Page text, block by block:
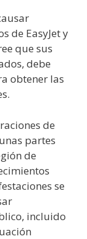
de EasyJet y
que sus
debe
obtener las
de
partes
de
se
incluido